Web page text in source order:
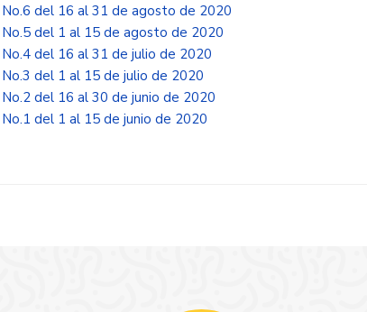
No.6 del 16 al 31 de agosto de 2020
No.5 del 1 al 15 de agosto de 2020
No.4 del 16 al 31 de julio de 2020
No.3 del 1 al 15 de julio de 2020
No.2 del 16 al 30 de junio de 2020
No.1 del 1 al 15 de junio de 2020